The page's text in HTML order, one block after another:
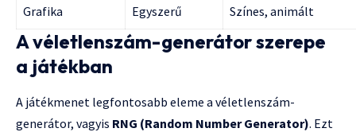
Grafika Egyszerű Színes, animált
A véletlenszám-generátor szerepe
a játékban
A játékmenet legfontosabb eleme a véletlenszám-
generátor, vagyis RNG (Random Number Generator). Ezt